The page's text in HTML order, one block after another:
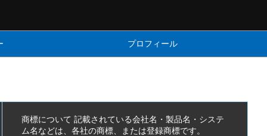
プロフィール
商標について 記載されている会社名・製品名・システ
ム名などは、各社の商標、または登録商標です。